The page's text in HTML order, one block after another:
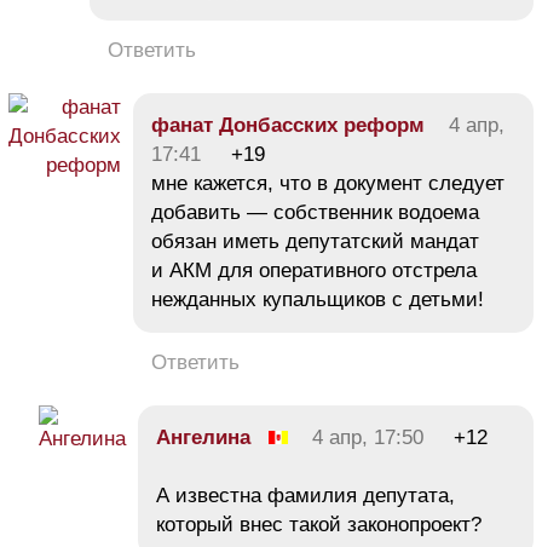
Ответить
фанат Донбасских реформ
4 апр,
17:41
+19
мне кажется, что в документ следует
добавить — собственник водоема
обязан иметь депутатский мандат
и АКМ для оперативного отстрела
нежданных купальщиков с детьми!
Ответить
Ангелина 4 апр, 17:50 +12
А известна фамилия депутата,
который внес такой законопроект?